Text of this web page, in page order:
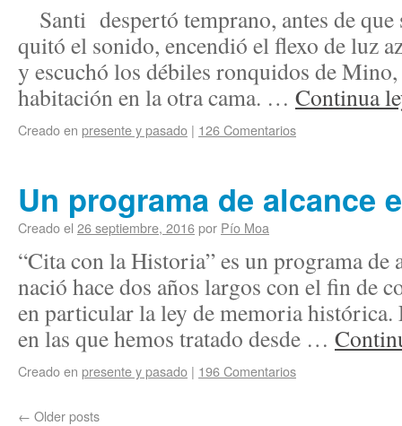
Santi despertó temprano, antes de que
quitó el sonido, encendió el flexo de luz
y escuchó los débiles ronquidos de
habitación en la otra cama. … Continua
Creado en presente y pasado | 126 Comentarios
Un programa de alcance
Creado el 26 septiembre, 2016por Pío Moa
“Cita con la Historia” es un programa de
nació hace dos años largos con el fin de
en particular la ley de memoria histórica.
en las que hemos tratado desde …
Creado en presente y pasado | 196 Comentarios
← Older posts